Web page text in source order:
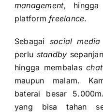
management,
platformfreelance.
Sebagai social
perlu standby
hingga membalaschat
maupun malam.
baterai besar
yang bisa tahan